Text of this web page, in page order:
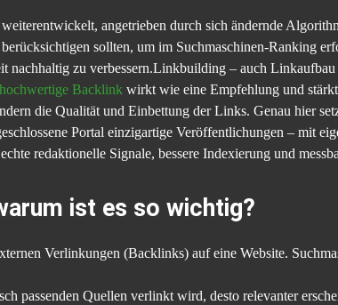
angetrieben durch sich ändernde
sollten, um im Suchmaschinen-Ranking
nachhaltig zu verbessern.Linkbuilding – auch
hochwertige Backlink wirkt wie eine Empfehlung und
die Qualität und Einbettung der Links. Genau hier
Portal einzigartige Veröffentlichungen – mit
redaktionelle Signale, bessere Indexierung und
ist es so wichtig?
Verlinkungen (Backlinks) auf eine Website.
passenden Quellen verlinkt wird, desto relevanter